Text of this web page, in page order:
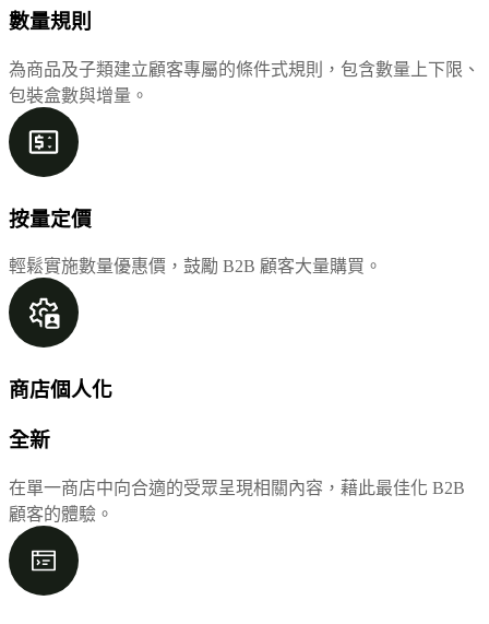
數量規則
為商品及子類建立顧客專屬的條件式規則，包含數量上下限、
包裝盒數與增量。
按量定價
輕鬆實施數量優惠價，鼓勵 B2B 顧客大量購買。
商店個人化
全新
在單一商店中向合適的受眾呈現相關內容，藉此最佳化 B2B
顧客的體驗。